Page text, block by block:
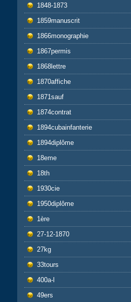
1848-1873
1859manuscrit
1866monographie
1867permis
1868lettre
1870affiche
1871sauf
1874contrat
1894cubainfanterie
1894diplôme
18eme
18th
1930cie
1950diplôme
1ère
27-12-1870
27kg
33tours
400a-l
49ers